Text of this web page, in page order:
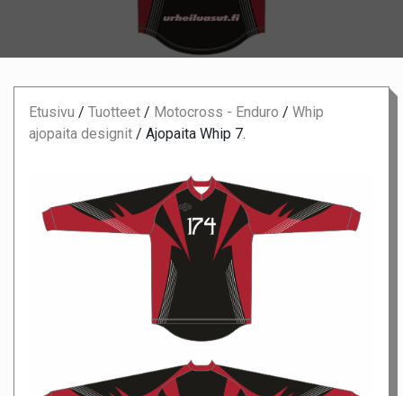
Etusivu / Tuotteet / Motocross - Enduro / Whip
ajopaita designit / Ajopaita Whip 7.